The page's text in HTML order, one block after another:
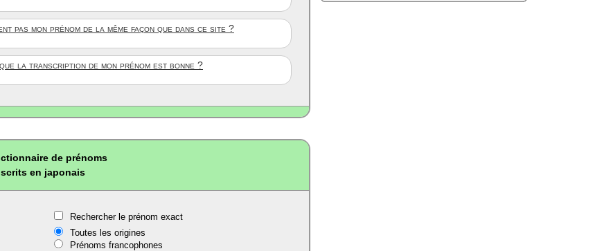
mon prénom de la même façon que dans ce site ?
la transcription de mon prénom est bonne ?
de prénoms
en japonais
Rechercher le prénom exact
Toutes les origines
Prénoms francophones